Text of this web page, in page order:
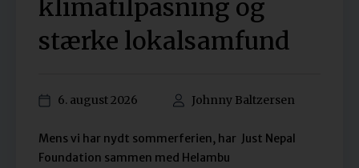
klimatilpasning og
stærke lokalsamfund
6. august 2026 Johnny Baltzersen
Mens vi har nydt sommerferien, har Just Nepal
Foundation sammen med Helambu